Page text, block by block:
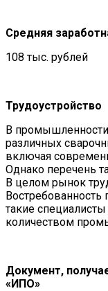
Средняя
108 тыс. рублей
Трудоустройство
В промышленности
различных
включая
Однако перечень
В целом рынок
такие
количеством
Документ,
«ИПО»